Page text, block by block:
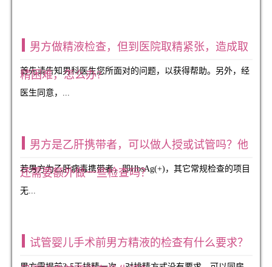
男方做精液检查，但到医院取精紧张，造成取
精困难，怎么办?
首先请告知男科医生您所面对的问题，以获得帮助。另外，经
医生同意，...
男方是乙肝携带者，可以做人授或试管吗？他
还需要额外做一些检查吗？
若男方为乙肝病毒携带者，即HbsAg(+)，其它常规检查的项目
无...
试管婴儿手术前男方精液的检查有什么要求？